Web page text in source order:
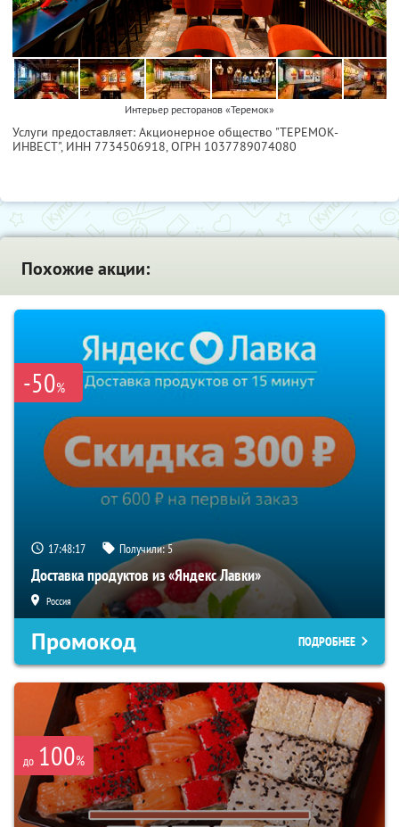
Интерьер ресторанов «Теремок»
Услуги предоставляет: Акционерное общество "ТЕРЕМОК-
ИНВЕСТ", ИНН 7734506918, ОГРН 1037789074080
Похожие акции:
-50%
17:48:16 Получили:5
Доставка продуктов из «Яндекс Лавки»
Россия
Промокод ПОДРОБНЕЕ
до 100%